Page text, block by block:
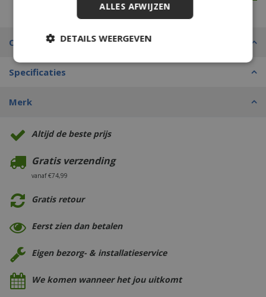
Omschrijving
Specificaties
Merk
Altijd de beste prijs
Gratis verzending
vanaf €74,99
Gratis retour
Eerst zien dan betalen
Eigen bezorg- & installatieservice
We komen wanneer het jou uitkomt
ALLES AFWIJZEN
DETAILS WEERGEVEN